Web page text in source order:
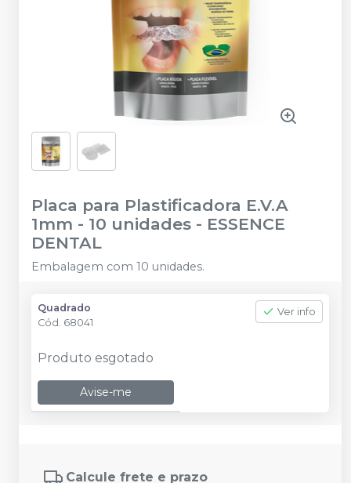
Placa para Plastificadora E.V.A
1mm - 10 unidades - ESSENCE
DENTAL
Embalagem com 10 unidades.
Quadrado
Cód. 68041
Ver info
Produto esgotado
Avise-me
Calcule frete e prazo